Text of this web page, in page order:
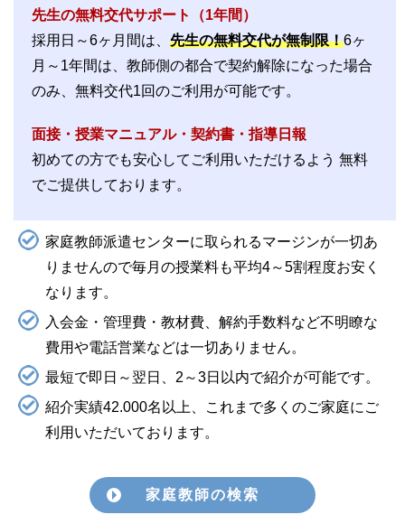
先生の無料交代サポート（1年間）
採用日～6ヶ月間は、 先生の無料交代が無制限！6ヶ
月～1年間は、教師側の都合で契約解除になった場合
のみ、無料交代1回のご利用が可能です。
面接・授業マニュアル・契約書・指導日報
初めての方でも安心してご利用いただけるよう 無料
でご提供しております。
家庭教師派遣センターに取られるマージンが一切あ
りませんので毎月の授業料も平均4～5割程度お安く
なります。
入会金・管理費・教材費、解約手数料など不明瞭な
費用や電話営業などは一切ありません。
最短で即日～翌日、2～3日以内で紹介が可能です。
紹介実績42.000名以上、これまで多くのご家庭にご
利用いただいております。
家庭教師の検索